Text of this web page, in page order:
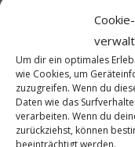
Um dir ein optimales
wie Cookies, um
zuzugreifen. Wenn du
Daten wie das
verarbeiten. Wenn du
zurückziehst, können
beeinträchtigt werden.
40